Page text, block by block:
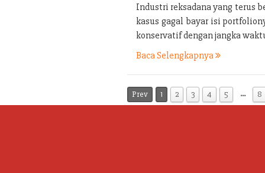
Industri reksadana yang terus
kasus gagal bayar isi
konservatif dengan jangka
Baca Selengkapnya
Prev 1 2 3 4 5 … 8